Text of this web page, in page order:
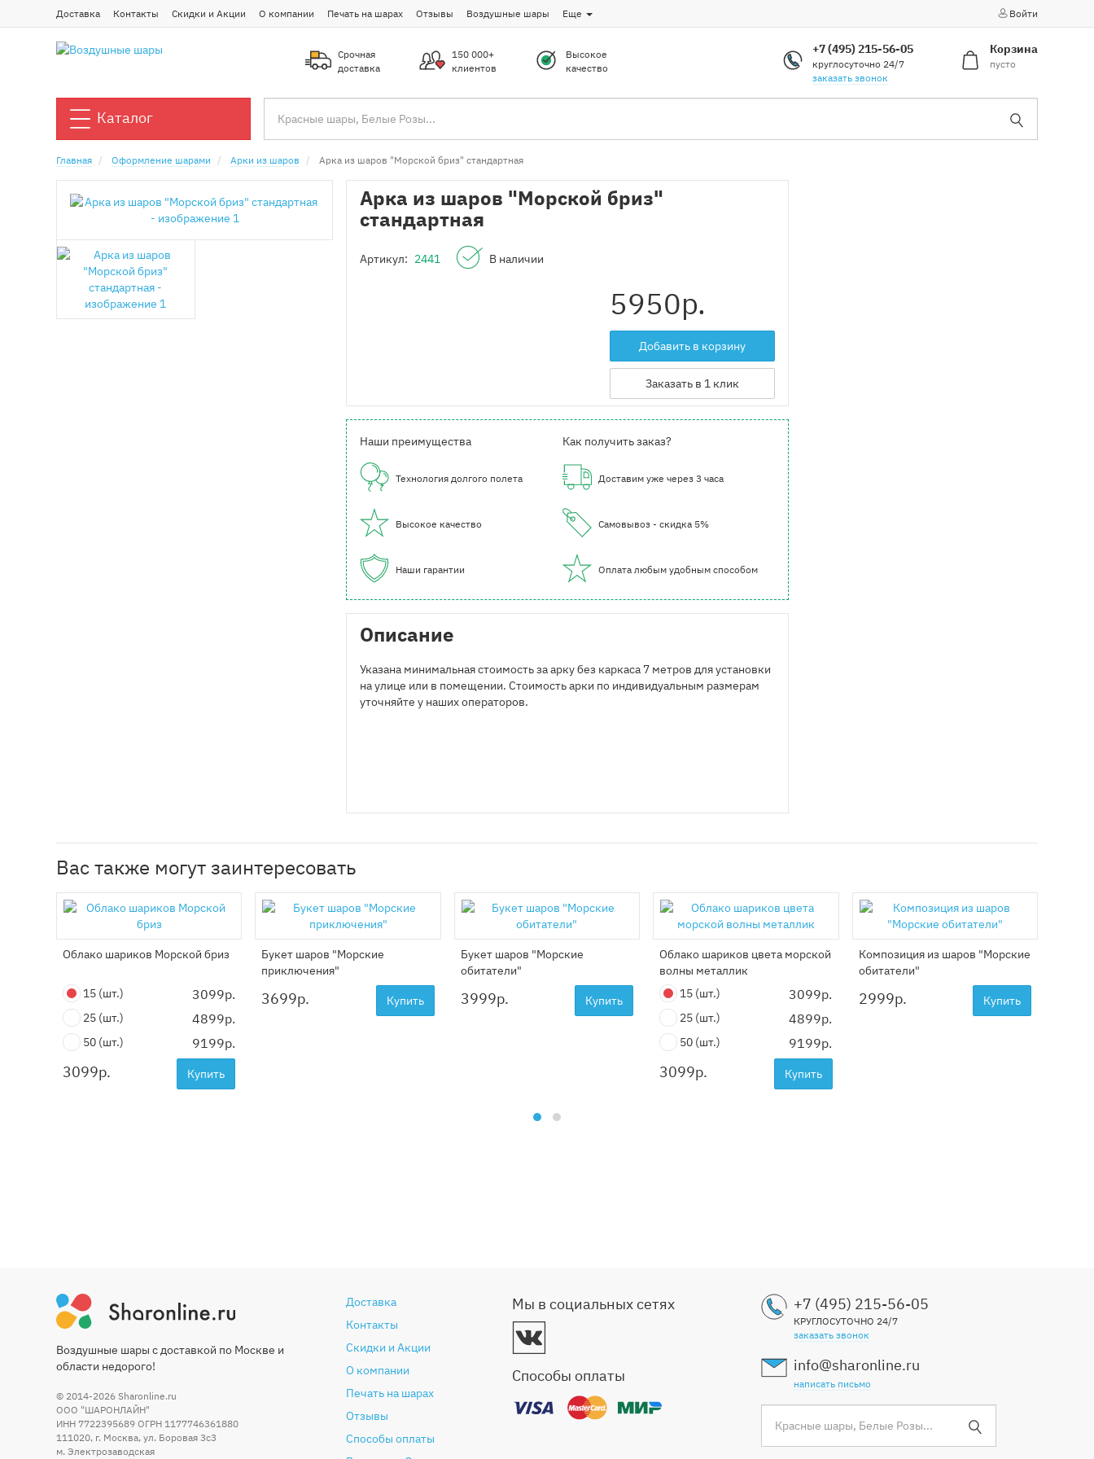
Доставка Контакты Скидки и Акции О компании Печать на шарах Отзывы Воздушные шары Еще Войти
Срочная
доставка
150 000+
клиентов
Высокое
качество
+7 (495) 215-56-05
круглосуточно 24/7
заказать звонок
Корзина
пусто
Каталог
Главная Оформление шарами Арки из шаров Арка из шаров "Морской бриз" стандартная
Арка из шаров "Морской бриз"
стандартная
Артикул: 2441 В наличии
5950р.
Добавить в корзину
Заказать в 1 клик
Наши преимущества
Технология долгого полета
Высокое качество
Наши гарантии
Как получить заказ?
Доставим уже через 3 часа
Самовывоз - скидка 5%
Оплата любым удобным способом
Описание
Указана минимальная стоимость за арку без каркаса 7 метров для установки
на улице или в помещении. Стоимость арки по индивидуальным размерам
уточняйте у наших операторов.
Вас также могут заинтересовать
Облако шариков Морской бриз
15 (шт.) 3099р.
25 (шт.) 4899р.
50 (шт.) 9199р.
3099р. Купить
Букет шаров "Морские
приключения"
3699р. Купить
Букет шаров "Морские
обитатели"
3999р. Купить
Облако шариков цвета морской
волны металлик
15 (шт.) 3099р.
25 (шт.) 4899р.
50 (шт.) 9199р.
3099р. Купить
Композиция из шаров "Морские
обитатели"
2999р. Купить
Воздушные шары с доставкой по Москве и
области недорого!
© 2014-2026 Sharonline.ru
ООО "ШАРОНЛАЙН"
ИНН 7722395689 ОГРН 1177746361880
111020, г. Москва, ул. Боровая 3c3
м. Электрозаводская
Доставка
Контакты
Скидки и Акции
О компании
Печать на шарах
Отзывы
Способы оплаты
Мы в социальных сетях
Способы оплаты
+7 (495) 215-56-05
КРУГЛОСУТОЧНО 24/7
заказать звонок
info@sharonline.ru
написать письмо